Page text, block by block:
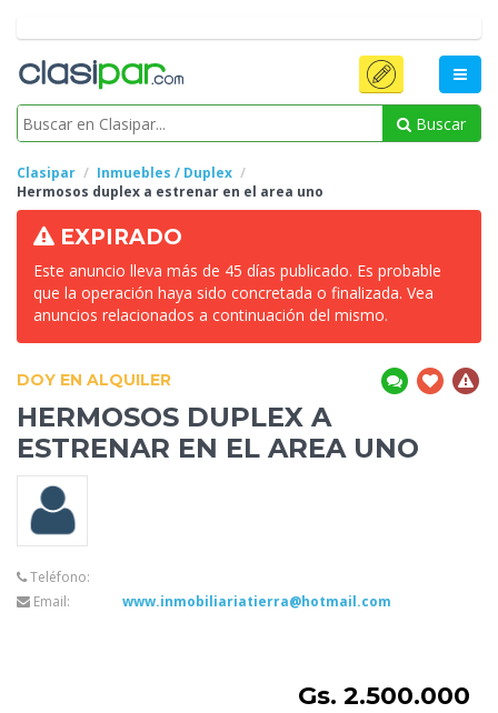
Buscar
Clasipar
Inmuebles / Duplex
Hermosos duplex a estrenar en el area uno
EXPIRADO
Este anuncio lleva más de 45 días publicado. Es probable
que la operación haya sido concretada o finalizada. Vea
anuncios relacionados a continuación del mismo.
DOY EN ALQUILER
HERMOSOS DUPLEX A
ESTRENAR EN EL AREA UNO
Teléfono:
Email:
www.inmobiliariatierra@hotmail.com
Gs. 2.500.000